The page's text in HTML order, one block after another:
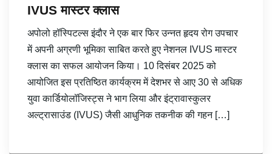
IVUS मास्टर क्लास
अपोलो हॉस्पिटल्स इंदौर ने एक बार फिर उन्नत हृदय रोग उपचार
में अपनी अग्रणी भूमिका साबित करते हुए नेशनल IVUS मास्टर
क्लास का सफल आयोजन किया। 10 दिसंबर 2025 को
आयोजित इस प्रतिष्ठित कार्यक्रम में देशभर से आए 30 से अधिक
युवा कार्डियोलॉजिस्ट्स ने भाग लिया और इंट्रावास्कुलर
अल्ट्रासाउंड (IVUS) जैसी आधुनिक तकनीक की गहन […]